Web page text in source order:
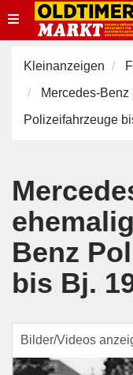
Toggle
navigation
Kleinanzeigen
Mercedes-
Polizeifahrzeuge
Benz
bis Bj.
Bilder/Videos